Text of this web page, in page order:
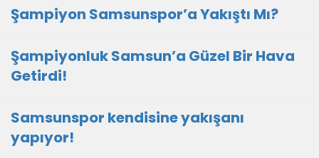
Şampiyon Samsunspor’a Yakıştı Mı?
Şampiyonluk Samsun’a Güzel Bir Hava
Getirdi!
Samsunspor kendisine yakışanı
yapıyor!